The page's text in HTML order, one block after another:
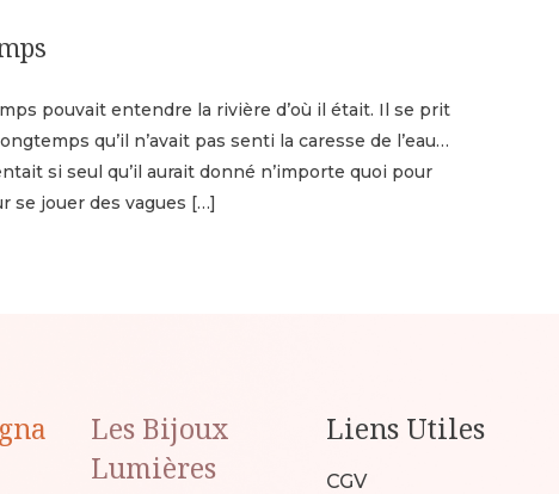
pouvait entendre la rivière d’où il était. Il se prit
qu’il n’avait pas senti la caresse de l’eau…
si seul qu’il aurait donné n’importe quoi pour
se jouer des vagues […]
Les Bijoux
Lumières
Liens Utiles
CGV